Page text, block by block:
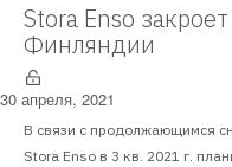
Stora Enso
Финляндии
30 апреля, 2021
В связи с продолжающимся
Stora Enso в 3 кв. 2021 г.